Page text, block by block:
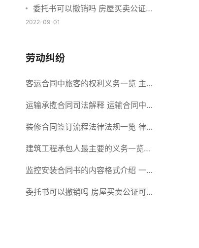
委托书可以撤销吗 房屋买卖公证可
否撤销
2022-09-01
劳动纠纷
客运合同中旅客的权利义务一览 主
要包括这些内容
运输承揽合同司法解释 运输合同中
承运人的义务有哪些
装修合同签订流程法律法规一览 律
师解答
建筑工程承包人最主要的义务一览
承包合同内容介绍
监控安装合同书的内容格式介绍 一
般包括这些条款
委托书可以撤销吗 房屋买卖公证可